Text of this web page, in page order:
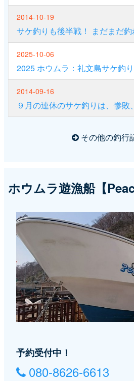
2014-10-19
サケ釣りも後半戦！ まだまだ釣
2025-10-06
2025 ホウムラ：礼文島サケ釣
2014-09-16
９月の連休のサケ釣りは、惨敗
その他の釣行
ホウムラ遊漁船【
予約受付中！
080-8626-6613